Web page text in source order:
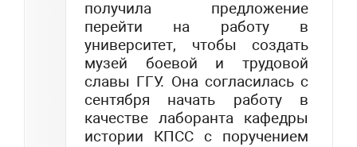
получила предложение
перейти на работу в
университет, чтобы создать
музей боевой и трудовой
славы ГГУ. Она согласилась с
сентября начать работу в
качестве лаборанта кафедры
истории КПСС с поручением